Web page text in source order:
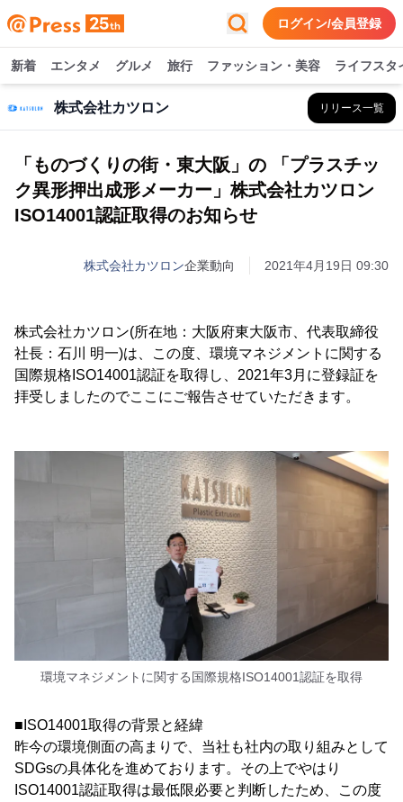
ログイン/会員登録
新着 エンタメ グルメ 旅行 ファッション・美容 ライフスタ
株式会社カツロン リリース一覧
「ものづくりの街・東大阪」の 「プラスチッ
ク異形押出成形メーカー」株式会社カツロン
ISO14001認証取得のお知らせ
株式会社カツロン企業動向 2021年4月19日 09:30
株式会社カツロン(所在地：大阪府東大阪市、代表取締役
社長：石川 明一)は、この度、環境マネジメントに関する
国際規格ISO14001認証を取得し、2021年3月に登録証を
拝受しましたのでここにご報告させていただきます。
環境マネジメントに関する国際規格ISO14001認証を取得
■ISO14001取得の背景と経緯
昨今の環境側面の高まりで、当社も社内の取り組みとして
SDGsの具体化を進めております。その上でやはり
ISO14001認証取得は最低限必要と判断したため、この度